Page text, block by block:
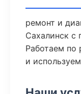
ремонт и
Сахалинск с
Работаем по
и